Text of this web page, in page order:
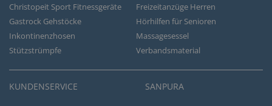
Christopeit Sport Fitnessgeräte
Freizeitanzüge Herren
Gastrock Gehstöcke
Hörhilfen für Senioren
Inkontinenzhosen
Massagesessel
Stützstrümpfe
Verbandsmaterial
KUNDENSERVICE SANPURA